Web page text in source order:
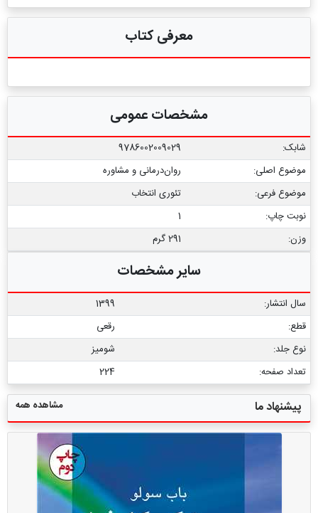
معرفی کتاب
مشخصات عمومی
شابک:
9786002009029
موضوع اصلی:
روان‌درمانی و مشاوره
موضوع فرعی:
تئوری انتخاب
نوبت چاپ:
1
وزن:
291 گرم
سایر مشخصات
سال انتشار:
1399
قطع:
رقعی
نوع جلد:
شومیز
تعداد صفحه:
224
پیشنهاد ما مشاهده همه